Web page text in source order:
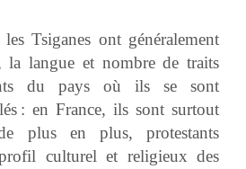
Tsiganes ont généralement
la langue et nombre de traits
du pays où ils se sont
: en France, ils sont surtout
plus en plus, protestants
culturel et religieux des